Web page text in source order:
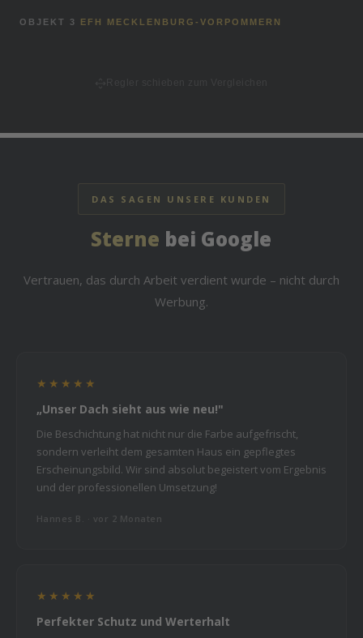
VORHER NACHHER
OBJEKT 3 EFH MECKLENBURG-VORPOMMERN
DAS SAGEN UNSERE KUNDEN
Sterne bei Google
Vertrauen, das durch Arbeit verdient wurde – nicht durch
Werbung.
★★★★★
„Unser Dach sieht aus wie neu!"
Die Beschichtung hat nicht nur die Farbe aufgefrischt,
sondern verleiht dem gesamten Haus ein gepflegtes
Erscheinungsbild. Wir sind absolut begeistert vom Ergebnis
und der professionellen Umsetzung!
Hannes B. · vor 2 Monaten
★★★★★
Perfekter Schutz und Werterhalt